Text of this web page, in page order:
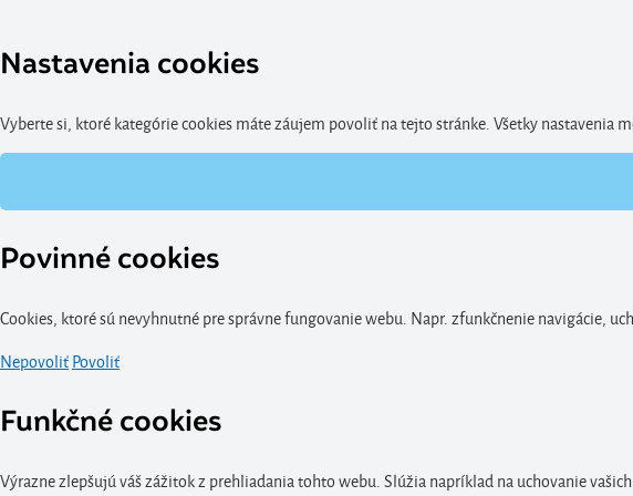
Nastavenia cookies
Vyberte si, ktoré kategórie cookies máte záujem povoliť na tejto stránke. Všetky nastavenia
Povinné cookies
Cookies, ktoré sú nevyhnutné pre správne fungovanie webu. Napr. zfunkčnenie navigácie,
NepovoliťPovoliť
Funkčné cookies
Výrazne zlepšujú váš zážitok z prehliadania tohto webu. Slúžia napríklad na uchovanie